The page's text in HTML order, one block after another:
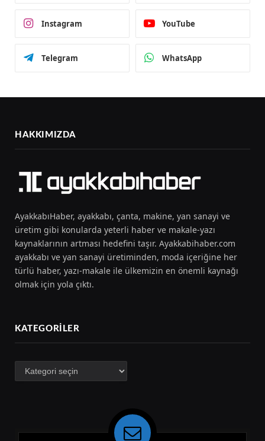
Instagram YouTube
Telegram WhatsApp
HAKKIMIZDA
AyakkabıHaber, ayakkabı, çanta, makine, yan sanayi ve
üretim gibi konularda yeterli haber ve makale-yazı
kaynaklarının artması hedefini taşır. Ayakkabihaber.com
ayakkabı ve yan sanayi üretiminden, moda içeriğine her
türlü haber, yazı-makale ile ülkemizin en önemli kaynağı
olmak için yola çıktı.
KATEGORILER
Kategoriler